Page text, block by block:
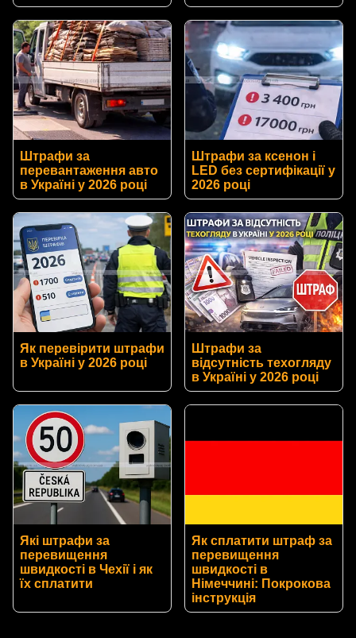
Штрафи за
перевантаження авто
в Україні у 2026 році
Штрафи за ксенон і
LED без сертифікації у
2026 році
Як перевірити штрафи
в Україні у 2026 році
Штрафи за
відсутність техогляду
в Україні у 2026 році
Які штрафи за
перевищення
швидкості в Чехії і як
їх сплатити
Як сплатити штраф за
перевищення
швидкості в
Німеччині: Покрокова
інструкція